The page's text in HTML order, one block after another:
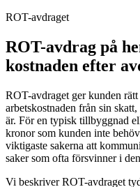
ROT-avdraget
ROT-avdrag på
kostnaden efter
ROT-avdraget ger kunden
arbetskostnaden från sin
är. För en typisk tillbyggnad
kronor som kunden inte
viktigaste sakerna att
saker som ofta försvinner i
Vi beskriver ROT-avdraget